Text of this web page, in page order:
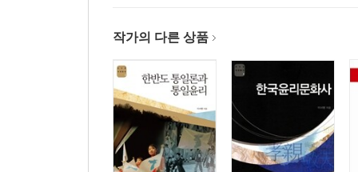
작가의 다른 상품